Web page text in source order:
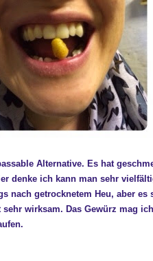
Alternative. Es hat
denke ich kann man sehr
nach getrocknetem Heu, aber es
wirksam. Das Gewürz mag